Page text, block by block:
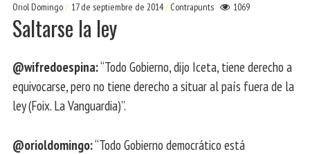
Oriol Domingo 17 de septiembre de 2014 Contrapunts 1069
Saltarse la ley
@wifredoespina:“Todo Gobierno, dijo Iceta, tiene derecho a
equivocarse, pero no tiene derecho a situar al país fuera de la
ley (Foix. La Vanguardia)”.
@orioldomingo:“Todo Gobierno democrático está